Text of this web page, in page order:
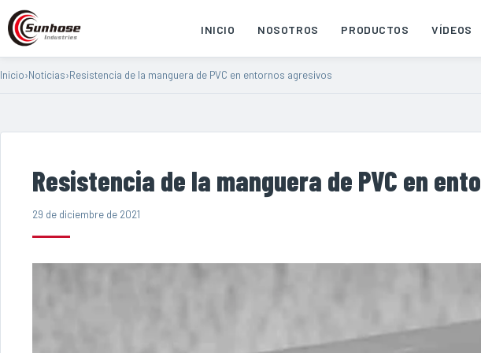
INICIO NOSOTROS PRODUCTOS VÍDEOS
Inicio›Noticias›Resistencia de la manguera de PVC en entornos agresivos
Resistencia de la manguera de PVC en
29 de diciembre de 2021